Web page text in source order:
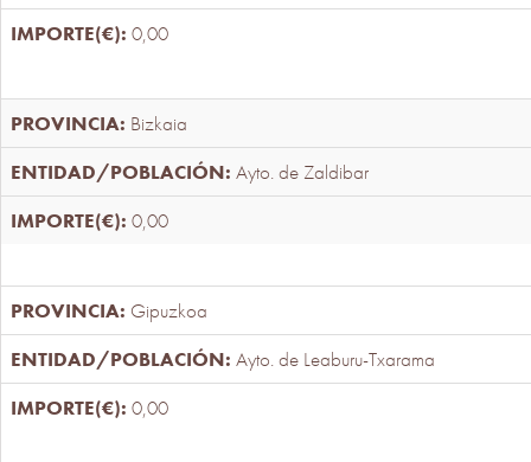
0,00
Bizkaia
Ayto. de Zaldibar
0,00
Gipuzkoa
Ayto. de Leaburu-Txarama
0,00